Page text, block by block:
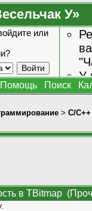
У»
или
У
Помощь Поиск
> C/C++
в TBitmap